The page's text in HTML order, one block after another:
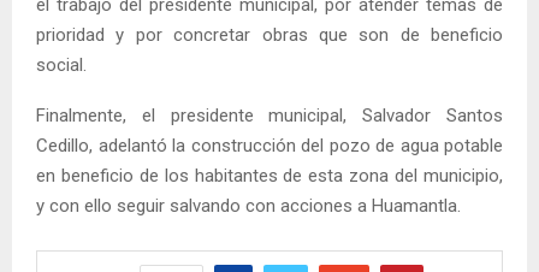
prioridad y por concretar obras que son de beneficio
social.
Finalmente, el presidente municipal, Salvador Santos
Cedillo, adelantó la construcción del pozo de agua potable
en beneficio de los habitantes de esta zona del municipio,
y con ello seguir salvando con acciones a Huamantla.